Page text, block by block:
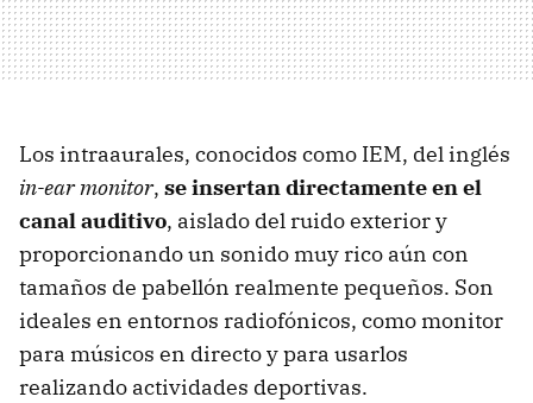
Los intraaurales, conocidos como IEM, del inglés
in-ear monitor, se insertan directamente en el
canal auditivo, aislado del ruido exterior y
proporcionando un sonido muy rico aún con
tamaños de pabellón realmente pequeños. Son
ideales en entornos radiofónicos, como monitor
para músicos en directo y para usarlos
realizando actividades deportivas.